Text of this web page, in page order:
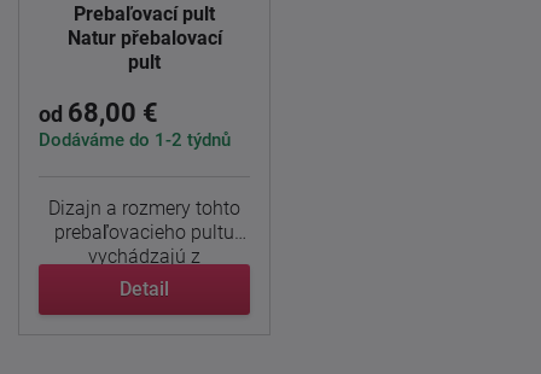
Prebaľovací pult
Natur přebalovací
pult
od 68,00 €
Dodáváme do 1-2 týdnů
Dizajn a rozmery tohto
prebaľovacieho pultu
vychádzajú z
nábytkového ...
Detail